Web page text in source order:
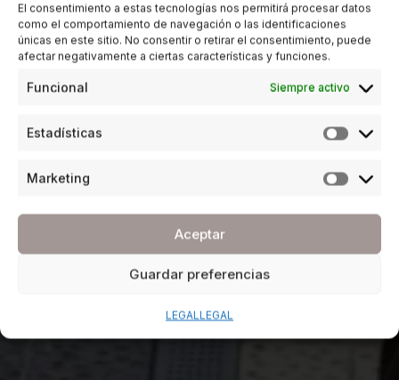
El consentimiento a estas tecnologías nos permitirá procesar datos
como el comportamiento de navegación o las identificaciones
únicas en este sitio. No consentir o retirar el consentimiento, puede
afectar negativamente a ciertas características y funciones.
Funcional Siempre activo
Estadísticas
Marketing
Aceptar
Guardar preferencias
LEGALLEGAL